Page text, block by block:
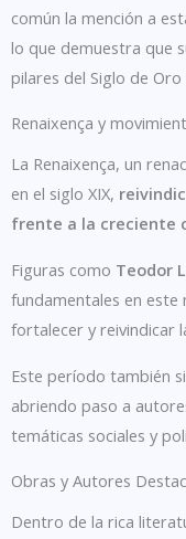
común la mención a
lo que demuestra que
pilares del Siglo de Oro
Renaixença y
La Renaixença, un
en el siglo XIX,
frente a la creciente
Figuras como Teodor
fundamentales en
fortalecer y reivindicar
Este período también
abriendo paso a
temáticas sociales y
Obras y Autores
Dentro de la rica